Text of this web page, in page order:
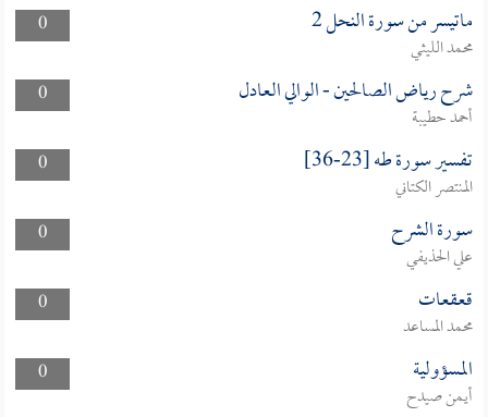
0 ماتيسر من سورة النحل 2
محمد الليثي
0
شرح رياض الصالحين - الوالي العادل
أحمد حطيبة
0
تفسير سورة طه [23-36]
المنتصر الكتاني
0
سورة الشرح
علي الحذيفي
0
قعقعات
محمد المساعد
0
المسؤولية
أيمن صيدح